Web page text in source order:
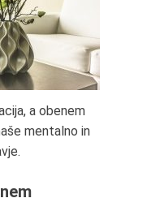
a obenem
mentalno in